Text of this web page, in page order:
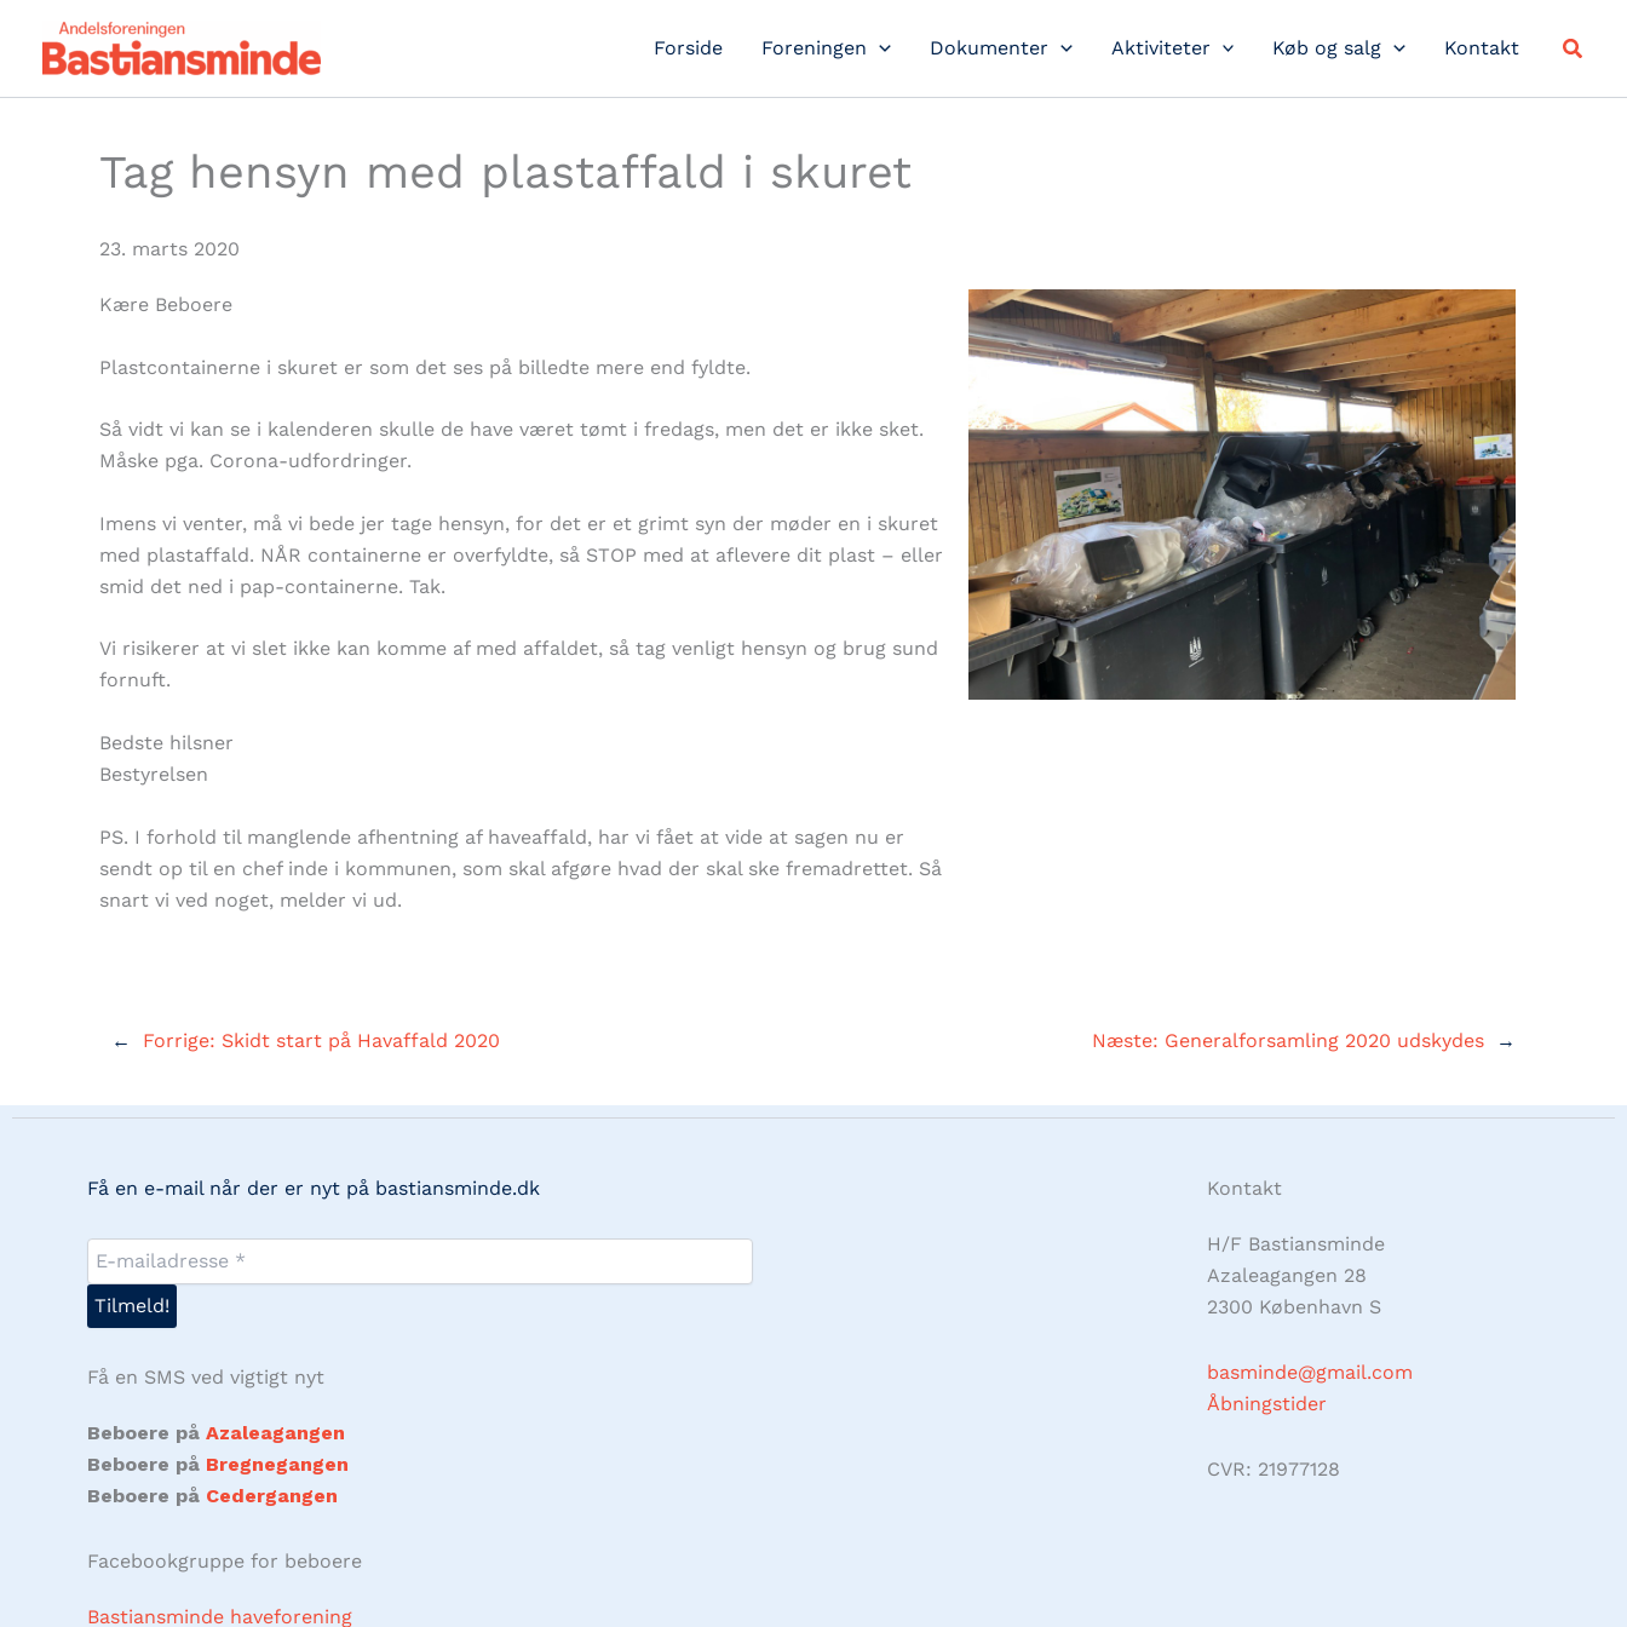
indholdet
Forside Foreningen Dokumenter Aktiviteter Køb og salg Kontakt Søg
Tag hensyn med plastaffald i skuret
23. marts 2020
Kære Beboere
Plastcontainerne i skuret er som det ses på billedte mere end fyldte.
Så vidt vi kan se i kalenderen skulle de have været tømt i fredags, men det er ikke sket.
Måske pga. Corona-udfordringer.
Imens vi venter, må vi bede jer tage hensyn, for det er et grimt syn der møder en i skuret
med plastaffald. NÅR containerne er overfyldte, så STOP med at aflevere dit plast – eller
smid det ned i pap-containerne. Tak.
Vi risikerer at vi slet ikke kan komme af med affaldet, så tag venligt hensyn og brug sund
fornuft.
Bedste hilsner
Bestyrelsen
PS. I forhold til manglende afhentning af haveaffald, har vi fået at vide at sagen nu er
sendt op til en chef inde i kommunen, som skal afgøre hvad der skal ske fremadrettet. Så
snart vi ved noget, melder vi ud.
← Forrige: Skidt start på Havaffald 2020 Næste: Generalforsamling 2020 udskydes →
Få en e-mail når der er nyt på bastiansminde.dk
Få en SMS ved vigtigt nyt
Beboere på Azaleagangen
Beboere på Bregnegangen
Beboere på Cedergangen
Facebookgruppe for beboere
Bastiansminde haveforening
Kontakt
H/F Bastiansminde
Azaleagangen 28
2300 København S
basminde@gmail.com
Åbningstider
CVR: 21977128